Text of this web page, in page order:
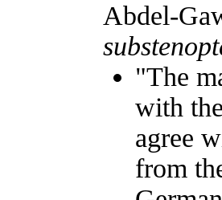
Abdel-
"The
with
agree
from